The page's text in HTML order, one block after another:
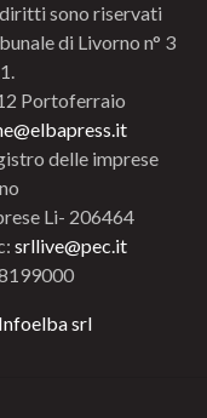
sono riservati
di Livorno n° 3
Portoferraio
delle imprese
Li- 206464
srllive@pec.it
Infoelba srl